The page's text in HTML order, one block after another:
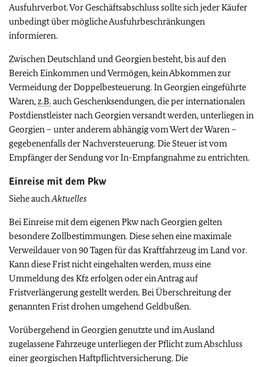
Ausfuhrverbot. Vor Geschäftsabschluss sollte sich jeder Käufer
unbedingt über mögliche Ausfuhrbeschränkungen
informieren.
Zwischen Deutschland und Georgien besteht, bis auf den
Bereich Einkommen und Vermögen, kein Abkommen zur
Vermeidung der Doppelbesteuerung. In Georgien eingeführte
Waren,z.B.auch Geschenksendungen, die per internationalen
Postdienstleister nach Georgien versandt werden, unterliegen in
Georgien – unter anderem abhängig vom Wert der Waren –
gegebenenfalls der Nachversteuerung. Die Steuer ist vom
Empfänger der Sendung vor In-Empfangnahme zu entrichten.
Einreise mit dem Pkw
Siehe auchAktuelles
Bei Einreise mit dem eigenen Pkw nach Georgien gelten
besondere Zollbestimmungen. Diese sehen eine maximale
Verweildauer von 90 Tagen für das Kraftfahrzeug im Land vor.
Kann diese Frist nicht eingehalten werden, muss eine
Ummeldung des Kfz erfolgen oder ein Antrag auf
Fristverlängerung gestellt werden. Bei Überschreitung der
genannten Frist drohen umgehend Geldbußen.
Vorübergehend in Georgien genutzte und im Ausland
zugelassene Fahrzeuge unterliegen der Pflicht zum Abschluss
einer georgischen Haftpflichtversicherung. Die